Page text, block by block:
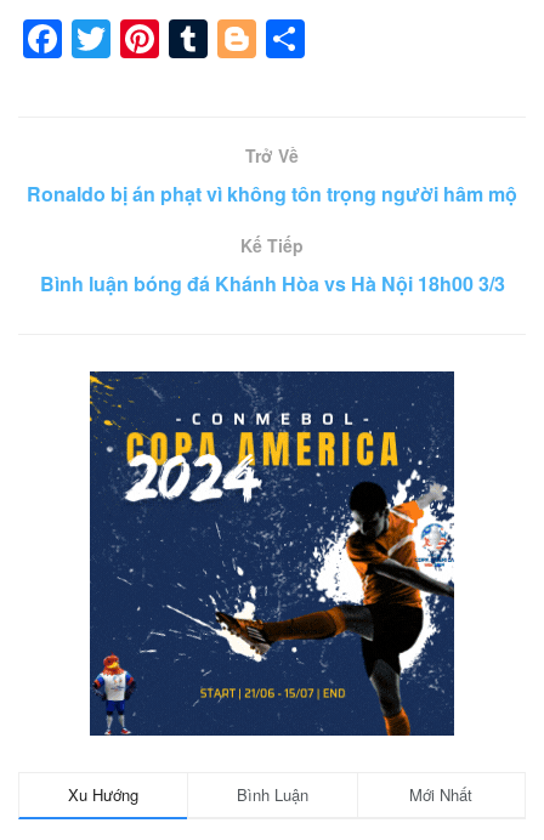
F
a
b
o
k
T
wi
Pi
nt
st
T
u
r
Bl
o
g
er
Trở Về
Ronaldo bị án phạt vì không tôn trọng người hâm mộ
Kế Tiếp
Bình luận bóng đá Khánh Hòa vs Hà Nội 18h00 3/3
Xu Hướng Bình Luận Mới Nhất